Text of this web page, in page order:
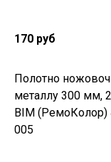
170 руб
Полотно
металлу 300 мм,
BIM (РемоКолор)
005